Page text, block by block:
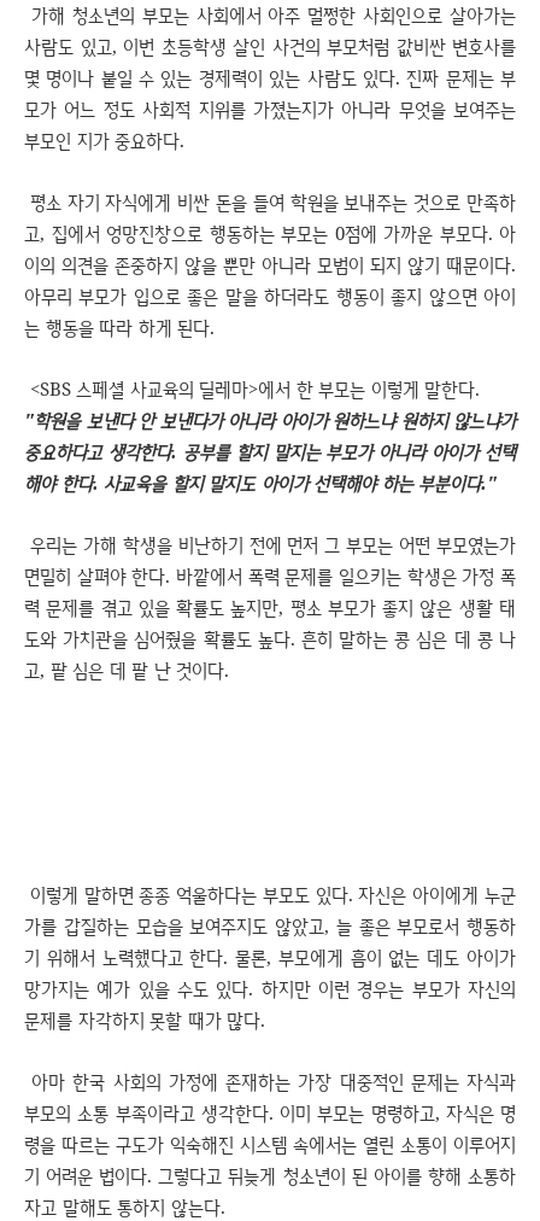
가해 청소년의 부모는 사회에서 아주 멀쩡한 사회인으로 살아가는
사람도 있고, 이번 초등학생 살인 사건의 부모처럼 값비싼 변호사를
몇 명이나 붙일 수 있는 경제력이 있는 사람도 있다. 진짜 문제는 부
모가 어느 정도 사회적 지위를 가졌는지가 아니라 무엇을 보여주는
부모인 지가 중요하다.
평소 자기 자식에게 비싼 돈을 들여 학원을 보내주는 것으로 만족하
고, 집에서 엉망진창으로 행동하는 부모는 0점에 가까운 부모다. 아
이의 의견을 존중하지 않을 뿐만 아니라 모범이 되지 않기 때문이다.
아무리 부모가 입으로 좋은 말을 하더라도 행동이 좋지 않으면 아이
는 행동을 따라 하게 된다.
<SBS 스페셜 사교육의 딜레마>에서 한 부모는 이렇게 말한다.
"학원을 보낸다 안 보낸다가 아니라 아이가 원하느냐 원하지 않느냐가
중요하다고 생각한다. 공부를 할지 말지는 부모가 아니라 아이가 선택
해야 한다. 사교육을 할지 말지도 아이가 선택해야 하는 부분이다."
우리는 가해 학생을 비난하기 전에 먼저 그 부모는 어떤 부모였는가
면밀히 살펴야 한다. 바깥에서 폭력 문제를 일으키는 학생은 가정 폭
력 문제를 겪고 있을 확률도 높지만, 평소 부모가 좋지 않은 생활 태
도와 가치관을 심어줬을 확률도 높다. 흔히 말하는 콩 심은 데 콩 나
고, 팥 심은 데 팥 난 것이다.
이렇게 말하면 종종 억울하다는 부모도 있다. 자신은 아이에게 누군
가를 갑질하는 모습을 보여주지도 않았고, 늘 좋은 부모로서 행동하
기 위해서 노력했다고 한다. 물론, 부모에게 흠이 없는 데도 아이가
망가지는 예가 있을 수도 있다. 하지만 이런 경우는 부모가 자신의
문제를 자각하지 못할 때가 많다.
아마 한국 사회의 가정에 존재하는 가장 대중적인 문제는 자식과
부모의 소통 부족이라고 생각한다. 이미 부모는 명령하고, 자식은 명
령을 따르는 구도가 익숙해진 시스템 속에서는 열린 소통이 이루어지
기 어려운 법이다. 그렇다고 뒤늦게 청소년이 된 아이를 향해 소통하
자고 말해도 통하지 않는다.